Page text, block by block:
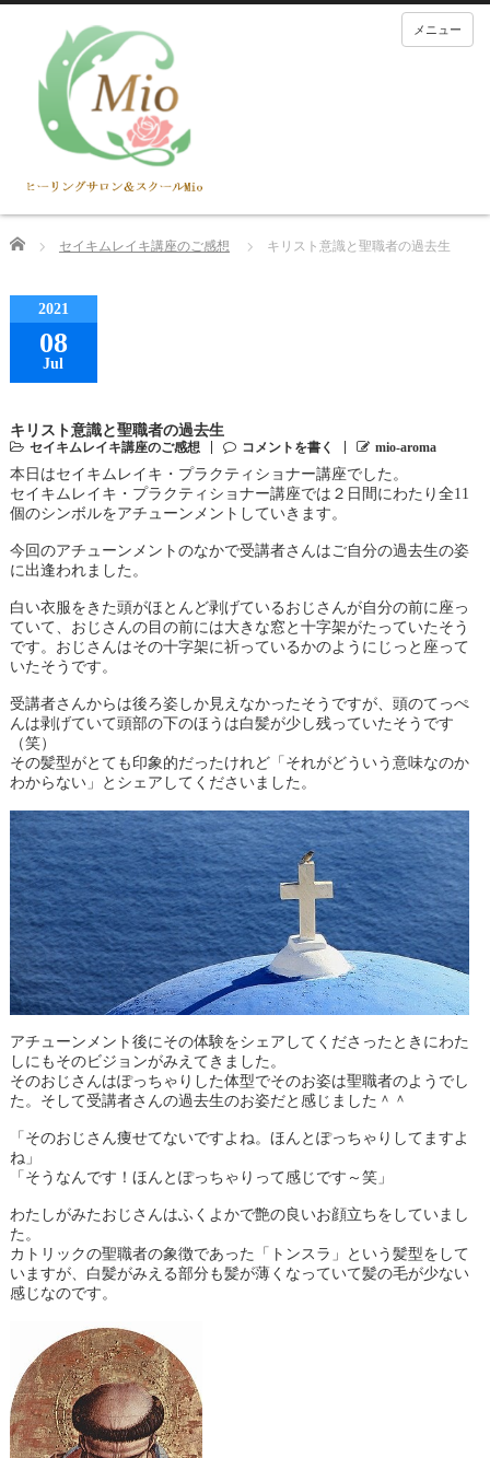
メニュー
Home セイキムレイキ講座のご感想 キリスト意識と聖職者の過去生
2021
08
Jul
キリスト意識と聖職者の過去生
セイキムレイキ講座のご感想 コメントを書く mio-aroma
本日はセイキムレイキ・プラクティショナー講座でした。
セイキムレイキ・プラクティショナー講座では２日間にわたり全11
個のシンボルをアチューンメントしていきます。
今回のアチューンメントのなかで受講者さんはご自分の過去生の姿
に出逢われました。
白い衣服をきた頭がほとんど剥げているおじさんが自分の前に座っ
ていて、おじさんの目の前には大きな窓と十字架がたっていたそう
です。おじさんはその十字架に祈っているかのようにじっと座って
いたそうです。
受講者さんからは後ろ姿しか見えなかったそうですが、頭のてっぺ
んは剥げていて頭部の下のほうは白髪が少し残っていたそうです
（笑）
その髪型がとても印象的だったけれど「それがどういう意味なのか
わからない」とシェアしてくださいました。
アチューンメント後にその体験をシェアしてくださったときにわた
しにもそのビジョンがみえてきました。
そのおじさんはぽっちゃりした体型でそのお姿は聖職者のようでし
た。そして受講者さんの過去生のお姿だと感じました＾＾
「そのおじさん痩せてないですよね。ほんとぽっちゃりしてますよ
ね」
「そうなんです！ほんとぽっちゃりって感じです～笑」
わたしがみたおじさんはふくよかで艶の良いお顔立ちをしていまし
た。
カトリックの聖職者の象徴であった「トンスラ」という髪型をして
いますが、白髪がみえる部分も髪が薄くなっていて髪の毛が少ない
感じなのです。